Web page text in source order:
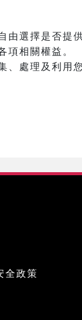
由選擇是否提
項相關權益。
、處理及利用
全政策